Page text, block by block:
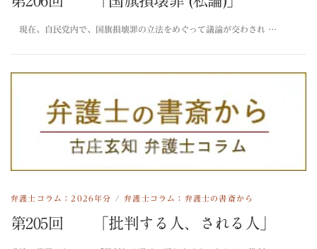
現在、自民党内で、国旗損壊罪の立法をめぐって議論が交わされ …
弁護士コラム：2026年分 /弁護士コラム：弁護士の書斎から
第205回 「批判する人、される人」